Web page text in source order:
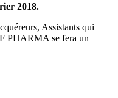
2018.
Assistants qui
PHARMA se fera un